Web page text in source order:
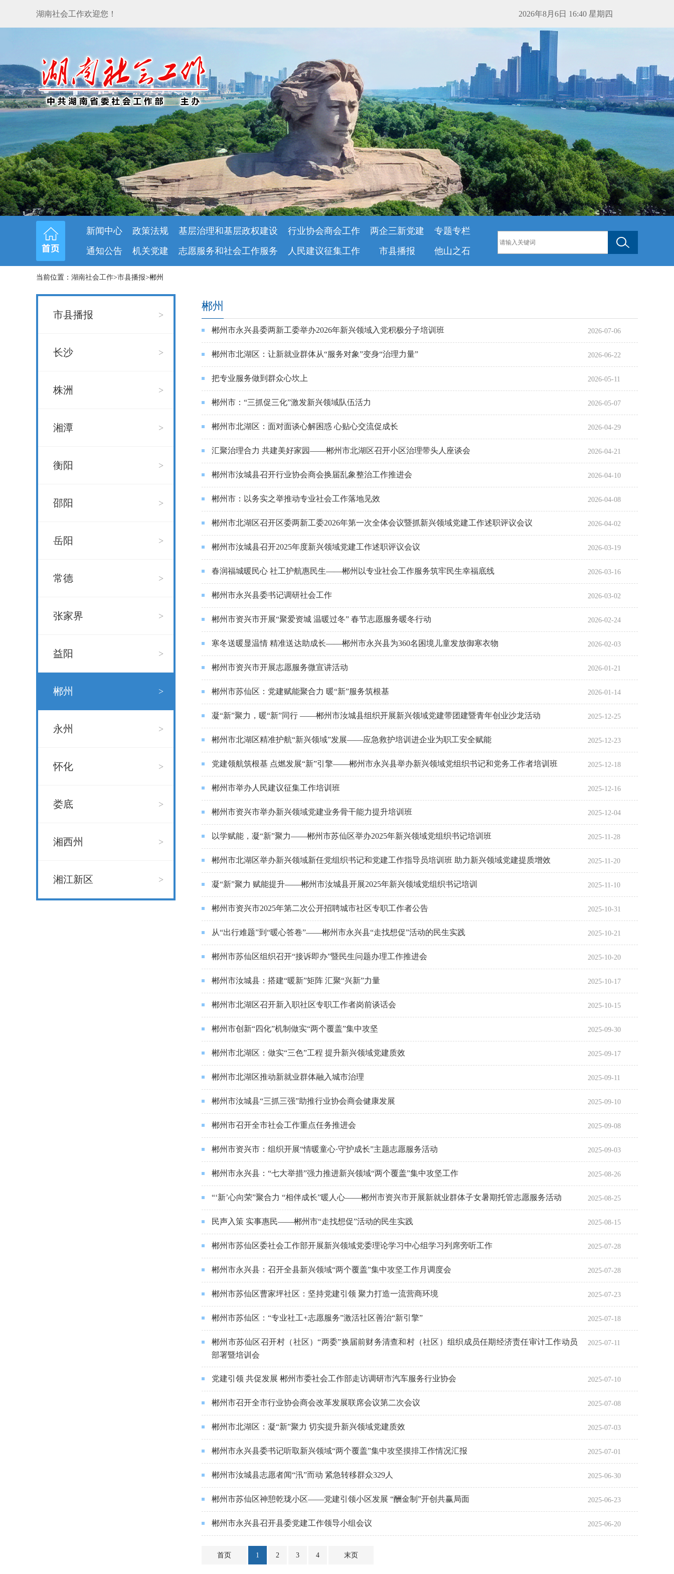
湖南社会工作欢迎您！ 2026年8月6日 16:40 星期四
新闻中心 政策法规 基层治理和基层政权建设 行业协会商会工作 两企三新党建
专题专栏
通知公告
机关党建 志愿服务和社会工作服务 人民建议征集工作 市县播报 他山之石
当前位置： 湖南社会工作>市县播报>郴州
>
市县播报
>
长沙
>
株洲
>
湘潭
>
衡阳
>
邵阳
>
岳阳
>
常德
>
张家界
>
益阳
>
郴州
>
永州
>
怀化
>
娄底
>
湘西州
>
湘江新区
郴州
2026-07-06
郴州市永兴县委两新工委举办2026年新兴领域入党积极分子培训班
2026-06-22
郴州市北湖区：让新就业群体从“服务对象”变身“治理力量”
2026-05-11
把专业服务做到群众心坎上
2026-05-07
郴州市：“三抓促三化”激发新兴领域队伍活力
2026-04-29
郴州市北湖区：面对面谈心解困惑 心贴心交流促成长
2026-04-21
汇聚治理合力 共建美好家园——郴州市北湖区召开小区治理带头人座谈会
2026-04-10
郴州市汝城县召开行业协会商会换届乱象整治工作推进会
2026-04-08
郴州市：以务实之举推动专业社会工作落地见效
2026-04-02
郴州市北湖区召开区委两新工委2026年第一次全体会议暨抓新兴领域党建工作述职评议会议
2026-03-19
郴州市汝城县召开2025年度新兴领域党建工作述职评议会议
2026-03-16
春润福城暖民心 社工护航惠民生——郴州以专业社会工作服务筑牢民生幸福底线
2026-03-02
郴州市永兴县委书记调研社会工作
2026-02-24
郴州市资兴市开展“聚爱资城 温暖过冬” 春节志愿服务暖冬行动
2026-02-03
寒冬送暖显温情 精准送达助成长——郴州市永兴县为360名困境儿童发放御寒衣物
2026-01-21
郴州市资兴市开展志愿服务微宣讲活动
2026-01-14
郴州市苏仙区：党建赋能聚合力 暖“新”服务筑根基
2025-12-25
凝“新”聚力，暖“新”同行 ——郴州市汝城县组织开展新兴领域党建带团建暨青年创业沙龙活动
2025-12-23
郴州市北湖区精准护航“新兴领域”发展——应急救护培训进企业为职工安全赋能
2025-12-18
党建领航筑根基 点燃发展“新”引擎——郴州市永兴县举办新兴领域党组织书记和党务工作者培训班
2025-12-16
郴州市举办人民建议征集工作培训班
2025-12-04
郴州市资兴市举办新兴领域党建业务骨干能力提升培训班
2025-11-28
以学赋能，凝“新”聚力——郴州市苏仙区举办2025年新兴领域党组织书记培训班
2025-11-20
郴州市北湖区举办新兴领域新任党组织书记和党建工作指导员培训班 助力新兴领域党建提质增效
2025-11-10
凝“新”聚力 赋能提升——郴州市汝城县开展2025年新兴领域党组织书记培训
2025-10-31
郴州市资兴市2025年第二次公开招聘城市社区专职工作者公告
2025-10-21
从“出行难题”到“暖心答卷”——郴州市永兴县“走找想促”活动的民生实践
2025-10-20
郴州市苏仙区组织召开“接诉即办”暨民生问题办理工作推进会
2025-10-17
郴州市汝城县：搭建“暖新”矩阵 汇聚“兴新”力量
2025-10-15
郴州市北湖区召开新入职社区专职工作者岗前谈话会
2025-09-30
郴州市创新“四化”机制做实“两个覆盖”集中攻坚
2025-09-17
郴州市北湖区：做实“三色”工程 提升新兴领域党建质效
2025-09-11
郴州市北湖区推动新就业群体融入城市治理
2025-09-10
郴州市汝城县“三抓三强”助推行业协会商会健康发展
2025-09-08
郴州市召开全市社会工作重点任务推进会
2025-09-03
郴州市资兴市：组织开展“情暖童心·守护成长”主题志愿服务活动
2025-08-26
郴州市永兴县：“七大举措”强力推进新兴领域“两个覆盖”集中攻坚工作
2025-08-25
“‘新’心向荣”聚合力 “相伴成长”暖人心——郴州市资兴市开展新就业群体子女暑期托管志愿服务活动
2025-08-15
民声入策 实事惠民——郴州市“走找想促”活动的民生实践
2025-07-28
郴州市苏仙区委社会工作部开展新兴领域党委理论学习中心组学习列席旁听工作
2025-07-28
郴州市永兴县：召开全县新兴领域“两个覆盖”集中攻坚工作月调度会
2025-07-23
郴州市苏仙区曹家坪社区：坚持党建引领 聚力打造一流营商环境
2025-07-18
郴州市苏仙区：“专业社工+志愿服务”激活社区善治“新引擎”
2025-07-11
郴州市苏仙区召开村（社区）“两委”换届前财务清查和村（社区）组织成员任期经济责任审计工作动员
部署暨培训会
2025-07-10
党建引领 共促发展 郴州市委社会工作部走访调研市汽车服务行业协会
2025-07-08
郴州市召开全市行业协会商会改革发展联席会议第二次会议
2025-07-03
郴州市北湖区：凝“新”聚力 切实提升新兴领域党建质效
2025-07-01
郴州市永兴县委书记听取新兴领域“两个覆盖”集中攻坚摸排工作情况汇报
2025-06-30
郴州市汝城县志愿者闻“汛”而动 紧急转移群众329人
2025-06-23
郴州市苏仙区神憩乾珑小区——党建引领小区发展 “酬金制”开创共赢局面
2025-06-20
郴州市永兴县召开县委党建工作领导小组会议
首页 1 2 3 4 末页